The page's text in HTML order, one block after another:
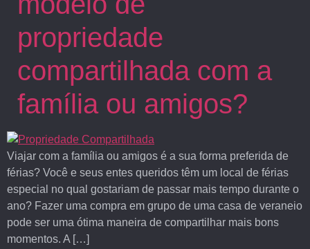
propriedade
compartilhada com a
família ou amigos?
Viajar com a família ou amigos é a sua forma preferida de
férias? Você e seus entes queridos têm um local de férias
especial no qual gostariam de passar mais tempo durante o
ano? Fazer uma compra em grupo de uma casa de veraneio
pode ser uma ótima maneira de compartilhar mais bons
momentos. A […]